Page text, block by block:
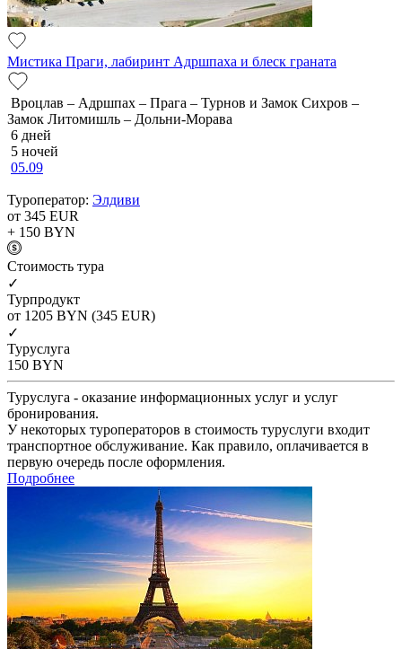
Мистика Праги, лабиринт Адршпаха и блеск граната
Вроцлав – Адршпах – Прага – Турнов и Замок Сихров –
Замок Литомишль – Дольни-Морава
6 дней
5 ночей
05.09
Туроператор: Элдиви
от 345 EUR
+ 150 BYN
Cтоимость тура
✓
Турпродукт
от 1205 BYN (345 EUR)
✓
Туруслуга
150 BYN
Туруслуга - оказание информационных услуг и услуг
бронирования.
У некоторых туроператоров в стоимость туруслуги входит
транспортное обслуживание. Как правило, оплачивается в
первую очередь после оформления.
Подробнее